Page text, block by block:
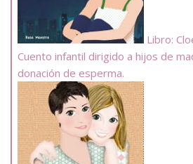
Libro:
Cuento infantil dirigido a hijos de
donación de esperma.